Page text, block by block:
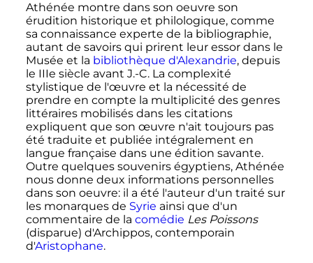
Athénée montre dans son oeuvre son
érudition historique et philologique, comme
sa connaissance experte de la bibliographie,
autant de savoirs qui prirent leur essor dans le
Musée et la bibliothèque d'Alexandrie, depuis
le IIIe siècle avant J.-C. La complexité
stylistique de l'œuvre et la nécessité de
prendre en compte la multiplicité des genres
littéraires mobilisés dans les citations
expliquent que son œuvre n'ait toujours pas
été traduite et publiée intégralement en
langue française dans une édition savante.
Outre quelques souvenirs égyptiens, Athénée
nous donne deux informations personnelles
dans son oeuvre: il a été l'auteur d'un traité sur
les monarques de Syrie ainsi que d'un
commentaire de la comédie Les Poissons
(disparue) d'Archippos, contemporain
d'Aristophane.